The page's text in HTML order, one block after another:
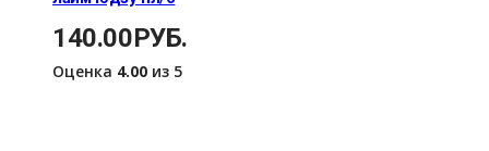
140.00РУБ.
Оценка 4.00 из 5